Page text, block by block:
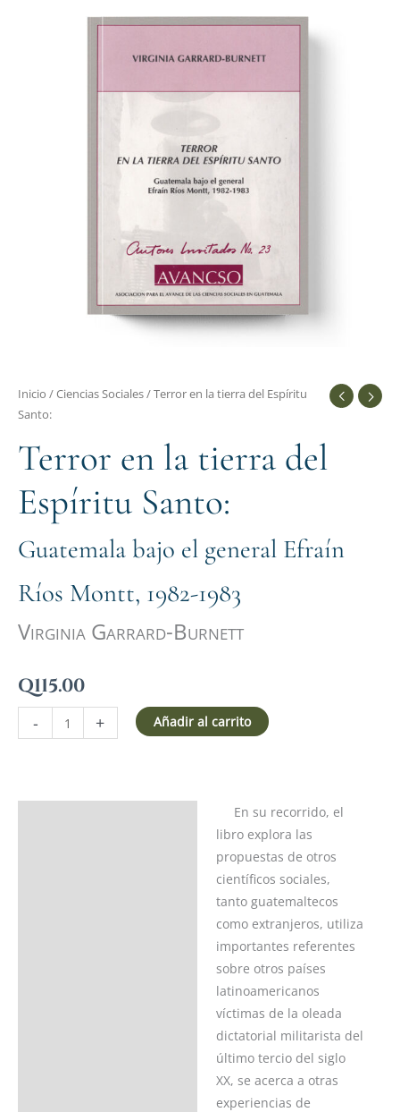
Inicio /Ciencias Sociales/ Terror en la tierra del Espíritu
Santo:
Terror en la tierra del
Espíritu Santo:
Guatemala bajo el general Efraín
Ríos Montt, 1982-1983
Virginia Garrard-Burnett
Q115.00
- + Añadir al carrito
En su recorrido, el
libro explora las
propuestas de otros
científicos sociales,
tanto guatemaltecos
como extranjeros, utiliza
importantes referentes
sobre otros países
latinoamericanos
víctimas de la oleada
dictatorial militarista del
último tercio del siglo
XX, se acerca a otras
experiencias de